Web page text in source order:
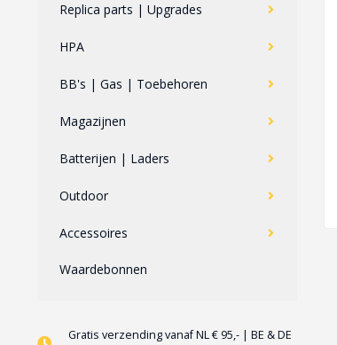
Replica parts | Upgrades
HPA
BB's | Gas | Toebehoren
Magazijnen
Batterijen | Laders
Outdoor
Accessoires
Waardebonnen
Gratis verzending vanaf NL € 95,- | BE & DE